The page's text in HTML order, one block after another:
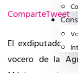
ComparteTweet
El exdiputado
vocero de la